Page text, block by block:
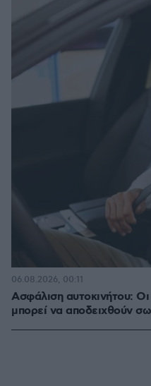
Ασφάλιση αυτοκινήτου:
μπορεί να αποδειχθούν
06.08.2026, 00:11